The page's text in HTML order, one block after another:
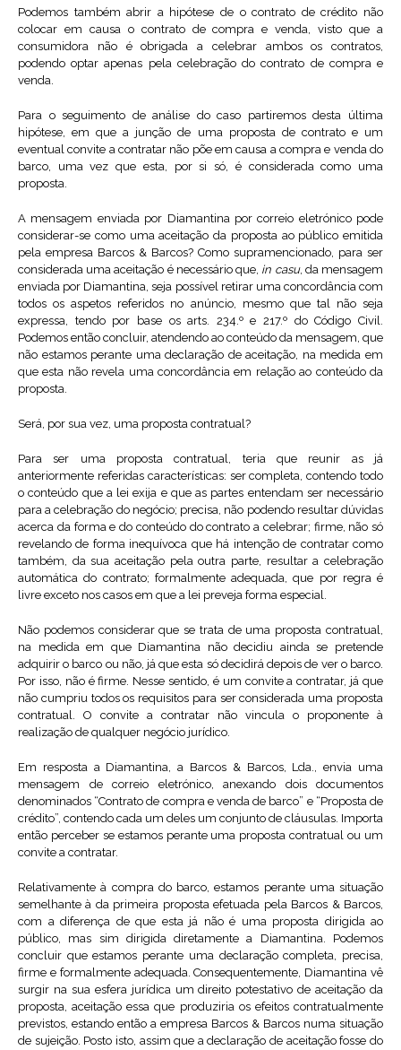
Podemos também abrir a hipótese de o contrato de crédito não
colocar em causa o contrato de compra e venda, visto que a
consumidora não é obrigada a celebrar ambos os contratos,
podendo optar apenas pela celebração do contrato de compra e
venda.
Para o seguimento de análise do caso partiremos desta última
hipótese, em que a junção de uma proposta de contrato e um
eventual convite a contratar não põe em causa a compra e venda do
barco, uma vez que esta, por si só, é considerada como uma
proposta.
A mensagem enviada por Diamantina por correio eletrónico pode
considerar-se como uma aceitação da proposta ao público emitida
pela empresa Barcos & Barcos? Como supramencionado, para ser
considerada uma aceitação é necessário que, in casu, da mensagem
enviada por Diamantina, seja possível retirar uma concordância com
todos os aspetos referidos no anúncio, mesmo que tal não seja
expressa, tendo por base os arts. 234.º e 217.º do Código Civil.
Podemos então concluir, atendendo ao conteúdo da mensagem, que
não estamos perante uma declaração de aceitação, na medida em
que esta não revela uma concordância em relação ao conteúdo da
proposta.
Será, por sua vez, uma proposta contratual?
Para ser uma proposta contratual, teria que reunir as já
anteriormente referidas características: ser completa, contendo todo
o conteúdo que a lei exija e que as partes entendam ser necessário
para a celebração do negócio; precisa, não podendo resultar dúvidas
acerca da forma e do conteúdo do contrato a celebrar; firme, não só
revelando de forma inequívoca que há intenção de contratar como
também, da sua aceitação pela outra parte, resultar a celebração
automática do contrato; formalmente adequada, que por regra é
livre exceto nos casos em que a lei preveja forma especial.
Não podemos considerar que se trata de uma proposta contratual,
na medida em que Diamantina não decidiu ainda se pretende
adquirir o barco ou não, já que esta só decidirá depois de ver o barco.
Por isso, não é firme. Nesse sentido, é um convite a contratar, já que
não cumpriu todos os requisitos para ser considerada uma proposta
contratual. O convite a contratar não vincula o proponente à
realização de qualquer negócio jurídico.
Em resposta a Diamantina, a Barcos & Barcos, Lda., envia uma
mensagem de correio eletrónico, anexando dois documentos
denominados “Contrato de compra e venda de barco” e “Proposta de
crédito”, contendo cada um deles um conjunto de cláusulas. Importa
então perceber se estamos perante uma proposta contratual ou um
convite a contratar.
Relativamente à compra do barco, estamos perante uma situação
semelhante à da primeira proposta efetuada pela Barcos & Barcos,
com a diferença de que esta já não é uma proposta dirigida ao
público, mas sim dirigida diretamente a Diamantina. Podemos
concluir que estamos perante uma declaração completa, precisa,
firme e formalmente adequada. Consequentemente, Diamantina vê
surgir na sua esfera jurídica um direito potestativo de aceitação da
proposta, aceitação essa que produziria os efeitos contratualmente
previstos, estando então a empresa Barcos & Barcos numa situação
de sujeição. Posto isto, assim que a declaração de aceitação fosse do